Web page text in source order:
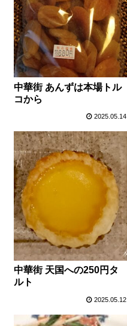
中華街 あんずは本場トル
コから
2025.05.14
中華街 天国への250円タ
ルト
2025.05.12